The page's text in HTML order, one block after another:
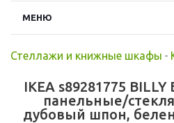
МЕНЮ
Стеллажи и книжные шкафы -
IKEA s89281775
панельные/
дубовый шпон,